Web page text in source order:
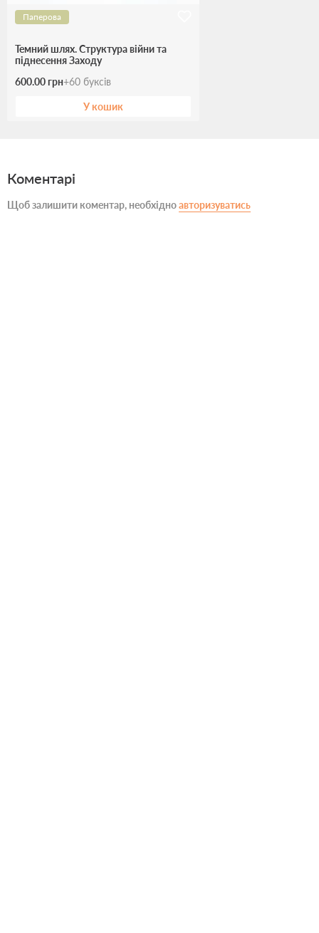
Паперова
Темний шлях. Структура війни та
піднесення Заходу
600.00 грн+60 буксів
У кошик
Коментарі
Щоб залишити коментар, необхідноавторизуватись